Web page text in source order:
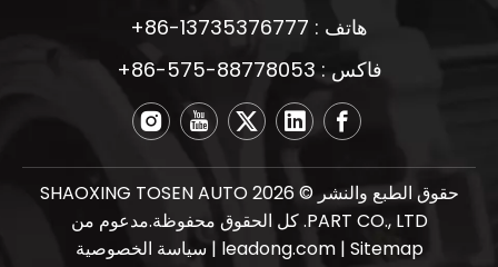
هاتف : 13735376777-86+
فاكس : 88778053-575-86+
حقوق الطبع والنشر ©2026
SHAOXING TOSEN AUTO
PART CO., LTD. كل الحقوق محفوظة.مدعوم من
leadong.com| Sitemap
| سياسة الخصوصية